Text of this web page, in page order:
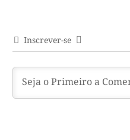
Inscrever-se